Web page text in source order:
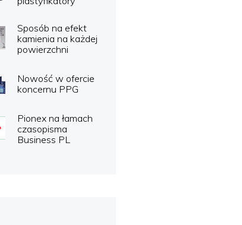
Sposób na efekt
kamienia na każdej
powierzchni
Nowość w ofercie
koncernu PPG
Pionex na łamach
czasopisma
Business PL